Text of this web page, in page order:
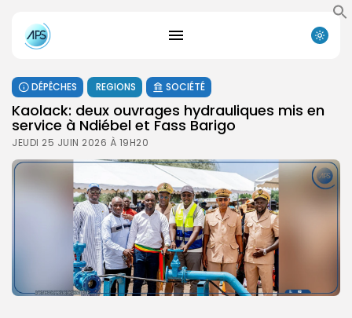
DÉPÊCHES REGIONS SOCIÉTÉ
Kaolack: deux ouvrages hydrauliques mis en
service à Ndiébel et Fass Barigo
JEUDI 25 JUIN 2026 À 19H20